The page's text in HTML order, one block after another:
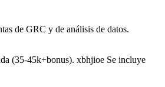
de GRC y de análisis de datos.
(35-45k+bonus). xbhjioe Se incluye